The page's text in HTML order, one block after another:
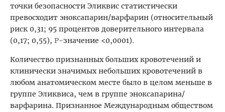
точки безопасности Эликвис статистически
превосходит эноксапарин/варфарин (относительный
риск 0,31; 95 процентов доверительного интервала
(0,17; 0,55), P-значение <0,0001).
Количество признанных больших кровотечений и
клинически значимых небольших кровотечений в
любом анатомическом месте было в целом меньше в
группе Эликвиса, чем в группе эноксапарина/
варфарина. Признанное Международным обществом